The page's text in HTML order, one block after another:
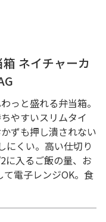
ネイチャーカ
っと盛れる弁当箱。
やすいスリムタイ
ずも押し潰されない
にくい。高い仕切り
に入るご飯の量、お
電子レンジOK。食